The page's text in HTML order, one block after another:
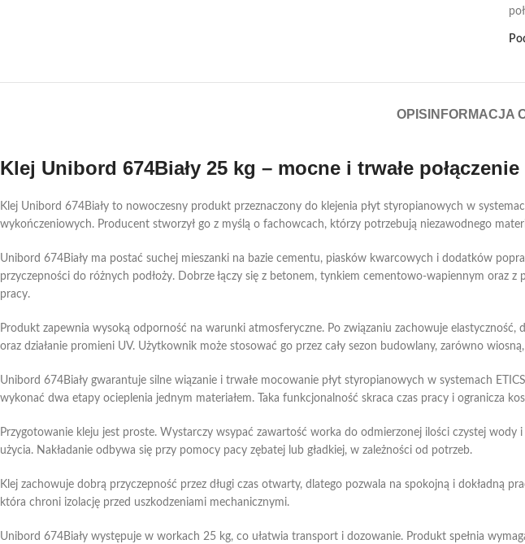
OPIS INFORMACJA
Klej Unibord 674Biały 25 kg – mocne i trwałe
Klej Unibord 674Biały to nowoczesny produkt przeznaczony do klejenia płyt styropianowych w
wykończeniowych. Producent stworzył go z myślą o fachowcach, którzy potrzebują niezawodnego
Unibord 674Biały ma postać suchej mieszanki na bazie cementu, piasków kwarcowych i dodatków
przyczepności do różnych podłoży. Dobrze łączy się z betonem, tynkiem cementowo-wapiennym oraz
pracy.
Produkt zapewnia wysoką odporność na warunki atmosferyczne. Po związaniu zachowuje
oraz działanie promieni UV. Użytkownik może stosować go przez cały sezon budowlany, zarówno
Unibord 674Biały gwarantuje silne wiązanie i trwałe mocowanie płyt styropianowych w systemach
wykonać dwa etapy ocieplenia jednym materiałem. Taka funkcjonalność skraca czas pracy i ogranicza
Przygotowanie kleju jest proste. Wystarczy wsypać zawartość worka do odmierzonej ilości czystej
użycia. Nakładanie odbywa się przy pomocy pacy zębatej lub gładkiej, w zależności od potrzeb.
Klej zachowuje dobrą przyczepność przez długi czas otwarty, dlatego pozwala na spokojną i dokładną
która chroni izolację przed uszkodzeniami mechanicznymi.
Unibord 674Biały występuje w workach 25 kg, co ułatwia transport i dozowanie. Produkt spełnia